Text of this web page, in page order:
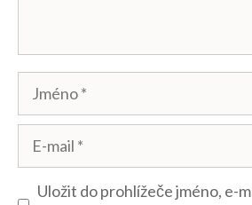
Jméno
mail
Uložit do prohlížeče jméno, e-